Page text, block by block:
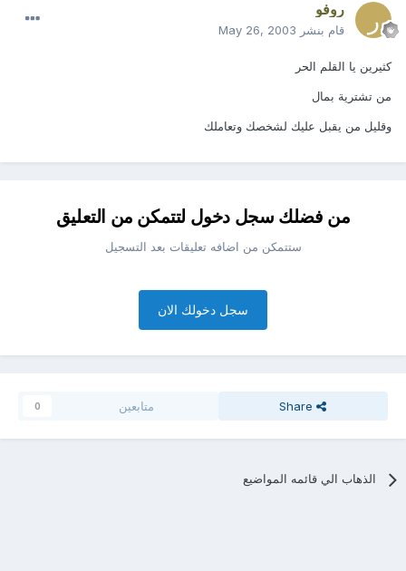
روفو
قام بنشر May 26, 2003
كثيرين يا القلم الحر
من تشترية بمال
وقليل من يقبل عليك لشخصك وتعاملك
من فضلك سجل دخول لتتمكن من التعليق
ستتمكن من اضافه تعليقات بعد التسجيل
سجل دخولك الان
Share متابعين 0
الذهاب الي قائمه المواضيع